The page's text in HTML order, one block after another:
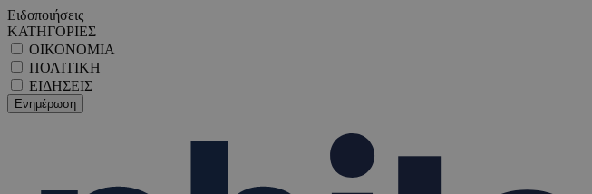
Ειδοποιήσεις
ΚΑΤΗΓΟΡΙΕΣ
ΟΙΚΟΝΟΜΙΑ
ΠΟΛΙΤΙΚΗ
ΕΙΔΗΣΕΙΣ